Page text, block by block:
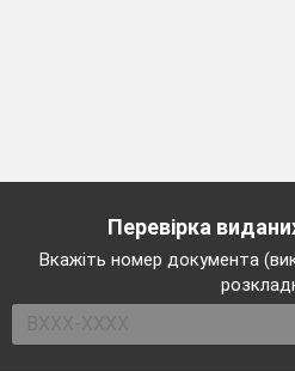
Перевірка
Вкажіть номер документа